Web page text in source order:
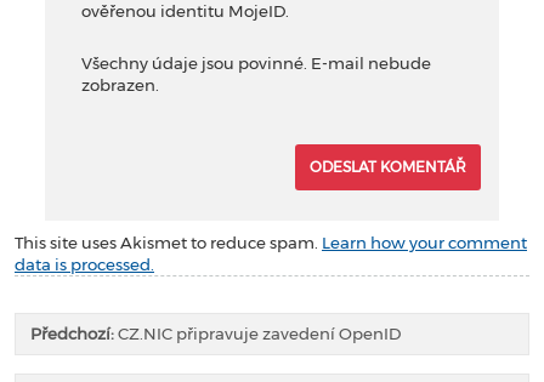
ověřenou identitu MojeID.
Všechny údaje jsou povinné. E-mail nebude
zobrazen.
This site uses Akismet to reduce spam. Learn how your comment
data is processed.
Předchozí:CZ.NIC připravuje zavedení OpenID